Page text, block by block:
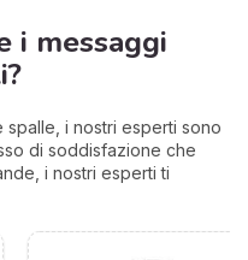
i messaggi
spalle, i nostri esperti sono
di soddisfazione che
i nostri esperti ti